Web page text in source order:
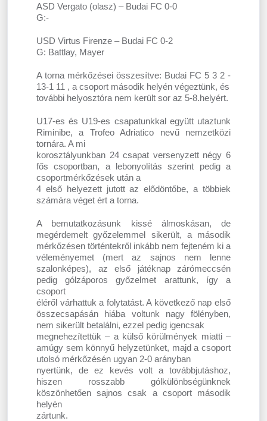
ASD Vergato (olasz) – Budai FC 0-0
G:-
USD Virtus Firenze – Budai FC 0-2
G: Battlay, Mayer
A torna mérkőzései összesítve: Budai FC 5 3 2 -
13-1 11 , a csoport második helyén végeztünk, és
további helyosztóra nem került sor az 5-8.helyért.
U17-es és U19-es csapatunkkal együtt utaztunk
Riminibe, a Trofeo Adriatico nevű nemzetközi
tornára. A mi
korosztályunkban 24 csapat versenyzett négy 6
fős csoportban, a lebonyolítás szerint pedig a
csoportmérkőzések után a
4 első helyezett jutott az elődöntőbe, a többiek
számára véget ért a torna.
A bemutatkozásunk kissé álmoskásan, de
megérdemelt győzelemmel sikerült, a második
mérkőzésen történtekről inkább nem fejteném ki a
véleményemet (mert az sajnos nem lenne
szalonképes), az első játéknap zárómeccsén
pedig gólzáporos győzelmet arattunk, így a
csoport
éléről várhattuk a folytatást. A következő nap első
összecsapásán hiába voltunk nagy fölényben,
nem sikerült betalálni, ezzel pedig igencsak
megnehezítettük – a külső körülmények miatti –
amúgy sem könnyű helyzetünket, majd a csoport
utolsó mérkőzésén ugyan 2-0 arányban
nyertünk, de ez kevés volt a továbbjutáshoz,
hiszen rosszabb gólkülönbségünknek
köszönhetően sajnos csak a csoport második
helyén
zártunk.